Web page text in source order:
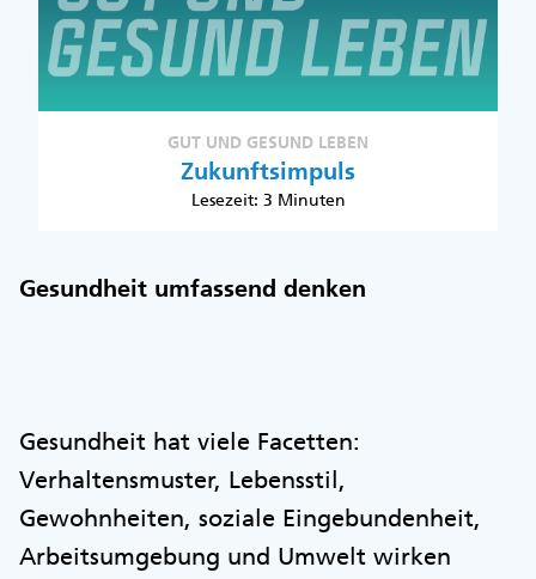
GUT UND GESUND LEBEN
Zukunftsimpuls
Lesezeit: 3 Minuten
Gesundheit umfassend denken
Gesundheit hat viele Facetten:
Verhaltensmuster, Lebensstil,
Gewohnheiten, soziale Eingebundenheit,
Arbeitsumgebung und Umwelt wirken